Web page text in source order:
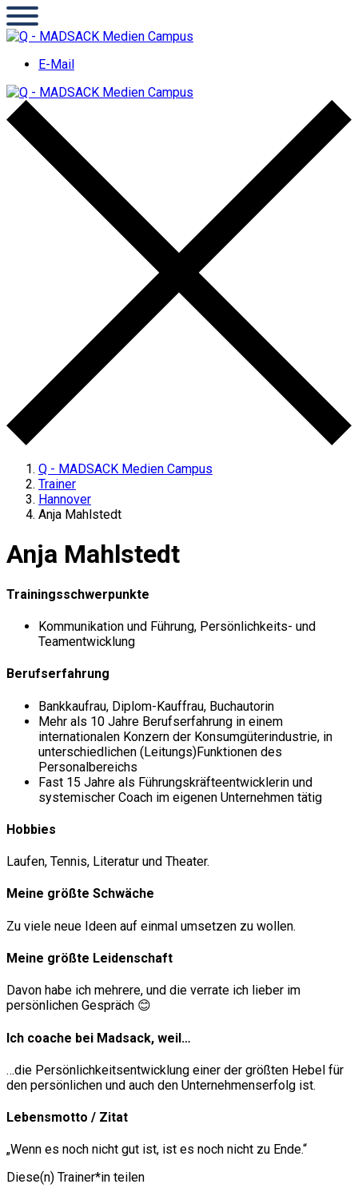
E-Mail
Q - MADSACK Medien Campus
Trainer
Hannover
Anja Mahlstedt
Anja Mahlstedt
Trainingsschwerpunkte
Kommunikation und Führung, Persönlichkeits- und
Teamentwicklung
Berufserfahrung
Bankkaufrau, Diplom-Kauffrau, Buchautorin
Mehr als 10 Jahre Berufserfahrung in einem
internationalen Konzern der Konsumgüterindustrie, in
unterschiedlichen (Leitungs)Funktionen des
Personalbereichs
Fast 15 Jahre als Führungskräfteentwicklerin und
systemischer Coach im eigenen Unternehmen tätig
Hobbies
Laufen, Tennis, Literatur und Theater.
Meine größte Schwäche
Zu viele neue Ideen auf einmal umsetzen zu wollen.
Meine größte Leidenschaft
Davon habe ich mehrere, und die verrate ich lieber im
persönlichen Gespräch 😊
Ich coache bei Madsack, weil…
…die Persönlichkeitsentwicklung einer der größten Hebel für
den persönlichen und auch den Unternehmenserfolg ist.
Lebensmotto / Zitat
„Wenn es noch nicht gut ist, ist es noch nicht zu Ende.“
Diese(n) Trainer*in teilen